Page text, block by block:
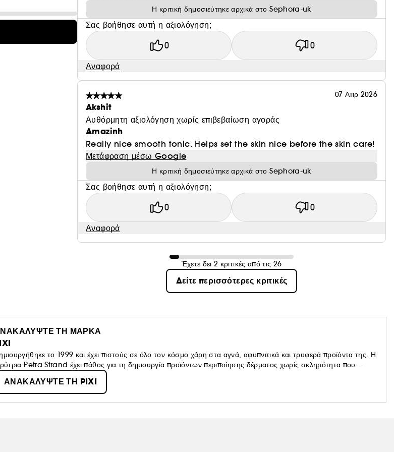
Η κριτική δημοσιεύτηκε αρχικά στο Sephora-uk
Σας βοήθησε αυτή η αξιολόγηση;
0 0
Αναφορά
07 Απρ 2026
Akshit
Αυθόρμητη αξιολόγηση χωρίς επιβεβαίωση αγοράς
Amazinh
Really nice smooth tonic. Helps set the skin nice before the skin care!
Μετάφραση μέσω Google
Η κριτική δημοσιεύτηκε αρχικά στο Sephora-uk
Σας βοήθησε αυτή η αξιολόγηση;
0 0
Αναφορά
Έχετε δει 2 κριτικές από τις 26
Δείτε περισσότερες κριτικές
ΤΗ ΜΑΡΚΑ
το 1999 και έχει πιστούς σε όλο τον κόσμο χάρη στα αγνά, αφυπνιτικά και τρυφερά προϊόντα της. Η
Petra Strand έχει πάθος για τη δημιουργία προϊόντων περιποίησης δέρματος χωρίς σκληρότητα που
μια φυσικά λαμπερή εμφάνιση ""μόλις είχε έναν καλό ύπνο". Η σειρά αξιοποιεί την τέλεια συγχώνευση
πιο ποιοτικών και αγνών βοτανικών εκχυλισμάτων και συστατικών. Προϊόντα πολλαπλών εργασιών,
ελαττωμάτων, βελτίωσης της νεολαίας - αυτό είναι το pixi!
ΑΝΑΚΑΛΥΨΤΕ ΤΗ PIXI